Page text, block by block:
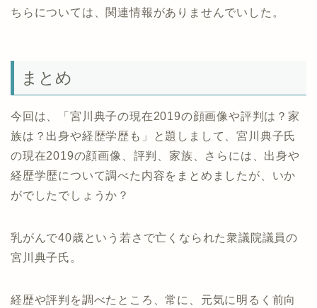
ちらについては、関連情報がありませんでいした。
まとめ
今回は、「宮川典子の現在2019の顔画像や評判は？家
族は？出身や経歴学歴も」と題しまして、宮川典子氏
の現在2019の顔画像、評判、家族、さらには、出身や
経歴学歴について調べた内容をまとめましたが、いか
がでしたでしょうか？
乳がんで40歳という若さで亡くなられた衆議院議員の
宮川典子氏。
経歴や評判を調べたところ、常に、元気に明るく前向